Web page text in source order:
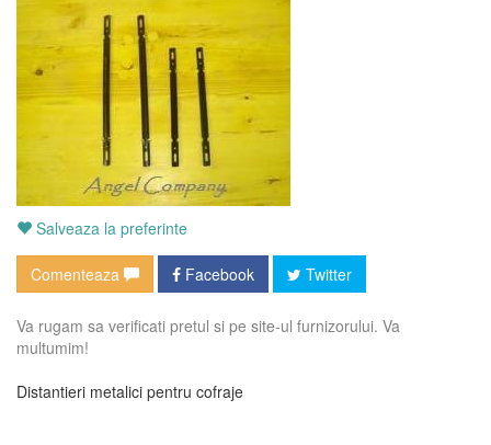
Salveaza la preferinte
Comenteaza Facebook Twitter
Va rugam sa verificati pretul si pe site-ul furnizorului. Va
multumim!
Distantieri metalici pentru cofraje